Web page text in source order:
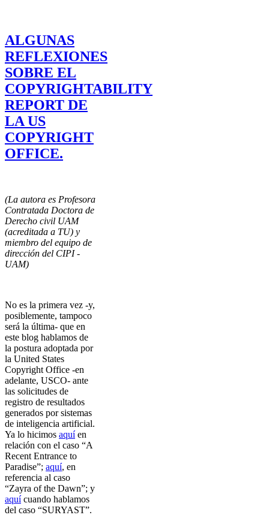
ALGUNAS
REFLEXIONES
SOBRE EL
COPYRIGHTABILITY
REPORT DE
LA US
COPYRIGHT
OFFICE.
(La autora es Profesora
Contratada Doctora de
Derecho civil UAM
(acreditada a TU) y
miembro del equipo de
dirección del CIPI -
UAM)
No es la primera vez -y,
posiblemente, tampoco
será la última- que en
este blog hablamos de
la postura adoptada por
la United States
Copyright Office -en
adelante, USCO- ante
las solicitudes de
registro de resultados
generados por sistemas
de inteligencia artificial.
Ya lo hicimos aquíen
relación con el caso “A
Recent Entrance to
Paradise”; aquí, en
referencia al caso
“Zayra of the Dawn”; y
aquícuando hablamos
del caso “SURYAST”.